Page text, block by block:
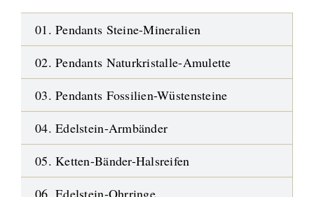
01. Pendants Steine-Mineralien
02. Pendants Naturkristalle-Amulette
03. Pendants Fossilien-Wüstensteine
04. Edelstein-Armbänder
05. Ketten-Bänder-Halsreifen